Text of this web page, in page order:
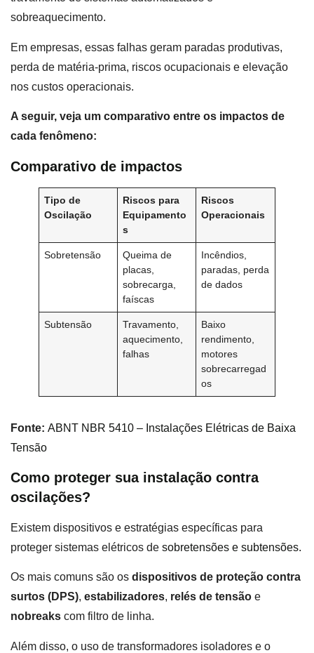
sobreaquecimento.
Em empresas, essas falhas geram paradas produtivas,
perda de matéria-prima, riscos ocupacionais e elevação
nos custos operacionais.
A seguir, veja um comparativo entre os impactos de
cada fenômeno:
Comparativo de impactos
Tipo de
Oscilação
Riscos para
Equipamento
s
Riscos
Operacionais
Sobretensão
Queima de
placas,
sobrecarga,
faíscas
Incêndios,
paradas, perda
de dados
Subtensão
Travamento,
aquecimento,
falhas
Baixo
rendimento,
motores
sobrecarregad
os
Fonte: ABNT NBR 5410 – Instalações Elétricas de Baixa
Tensão
Como proteger sua instalação contra
oscilações?
Existem dispositivos e estratégias específicas para
proteger sistemas elétricos de sobretensões e subtensões.
Os mais comuns são os dispositivos de proteção contra
surtos (DPS), estabilizadores, relés de tensão e
nobreaks com filtro de linha.
Além disso, o uso de transformadores isoladores e o